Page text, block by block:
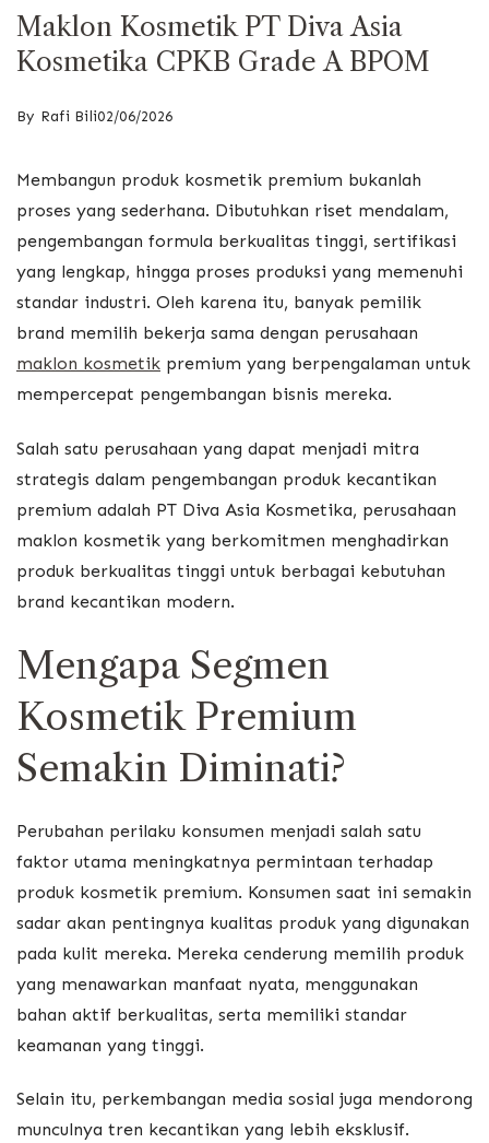
Maklon Kosmetik PT Diva Asia
Kosmetika CPKB Grade A BPOM
By Rafi Bili02/06/2026
Membangun produk kosmetik premium bukanlah
proses yang sederhana. Dibutuhkan riset mendalam,
pengembangan formula berkualitas tinggi, sertifikasi
yang lengkap, hingga proses produksi yang memenuhi
standar industri. Oleh karena itu, banyak pemilik
brand memilih bekerja sama dengan perusahaan
maklon kosmetik premium yang berpengalaman untuk
mempercepat pengembangan bisnis mereka.
Salah satu perusahaan yang dapat menjadi mitra
strategis dalam pengembangan produk kecantikan
premium adalah PT Diva Asia Kosmetika, perusahaan
maklon kosmetik yang berkomitmen menghadirkan
produk berkualitas tinggi untuk berbagai kebutuhan
brand kecantikan modern.
Mengapa Segmen
Kosmetik Premium
Semakin Diminati?
Perubahan perilaku konsumen menjadi salah satu
faktor utama meningkatnya permintaan terhadap
produk kosmetik premium. Konsumen saat ini semakin
sadar akan pentingnya kualitas produk yang digunakan
pada kulit mereka. Mereka cenderung memilih produk
yang menawarkan manfaat nyata, menggunakan
bahan aktif berkualitas, serta memiliki standar
keamanan yang tinggi.
Selain itu, perkembangan media sosial juga mendorong
munculnya tren kecantikan yang lebih eksklusif.